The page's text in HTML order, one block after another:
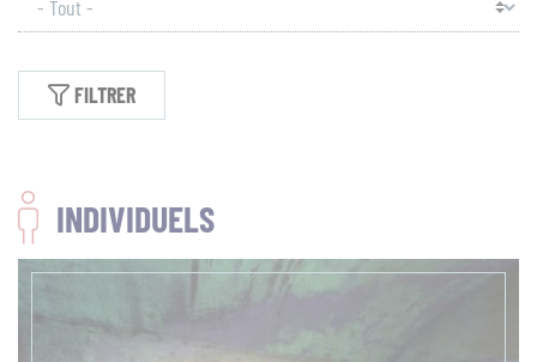
FILTRER
INDIVIDUELS